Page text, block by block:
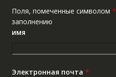
Поля, помеченные символом *
заполнению
имя
Электронная почта *